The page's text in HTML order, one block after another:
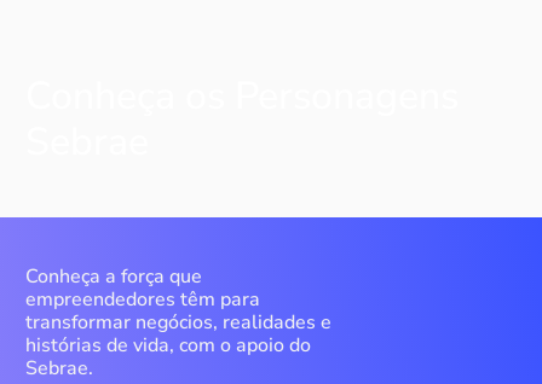
Conheça a força que
empreendedores têm para
transformar negócios, realidades e
histórias de vida, com o apoio do
Sebrae.